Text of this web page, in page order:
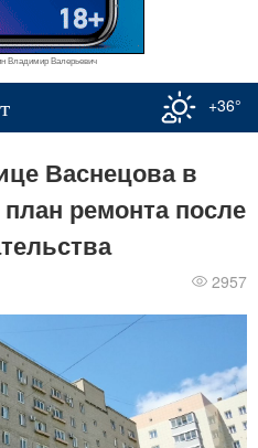
Владимир Валерьевич
+36°
Васнецова в
ремонта после
2957